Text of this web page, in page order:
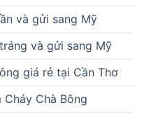
và gửi sang Mỹ
và gửi sang Mỹ
giá rẻ tại Cần Thơ
Chà Bông